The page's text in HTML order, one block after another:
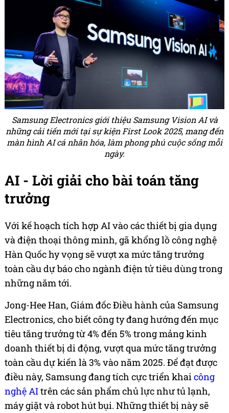
Samsung Electronics giới thiệu Samsung Vision AI và
những cải tiến mới tại sự kiện First Look 2025, mang đến
màn hình AI cá nhân hóa, làm phong phú cuộc sống mỗi
ngày.
AI - Lời giải cho bài toán tăng
trưởng
Với kế hoạch tích hợp AI vào các thiết bị gia dụng
và điện thoại thông minh, gã khổng lồ công nghệ
Hàn Quốc hy vọng sẽ vượt xa mức tăng trưởng
toàn cầu dự báo cho ngành điện tử tiêu dùng trong
những năm tới.
Jong-Hee Han, Giám đốc Điều hành của Samsung
Electronics, cho biết công ty đang hướng đến mục
tiêu tăng trưởng từ 4% đến 5% trong mảng kinh
doanh thiết bị di động, vượt qua mức tăng trưởng
toàn cầu dự kiến là 3% vào năm 2025. Để đạt được
điều này, Samsung đang tích cực triển khaicông
nghệ AItrên các sản phẩm chủ lực như tủ lạnh,
máy giặt và robot hút bụi. Những thiết bị này sẽ